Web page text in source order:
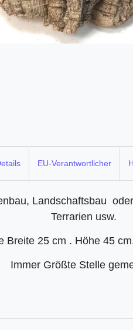
EU-Verantwortlicher
Landschaftsbau
Terrarien usw.
Breite 25 cm . Höhe 45
Immer Größte Stelle